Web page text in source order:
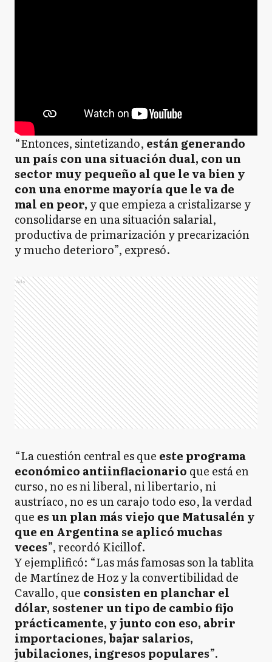
“Entonces, sintetizando, están generando
un país con una situación dual, con un
sector muy pequeño al que le va bien y
con una enorme mayoría que le va de
mal en peor, y que empieza a cristalizarse y
consolidarse en una situación salarial,
productiva de primarización y precarización
y mucho deterioro”, expresó.
Ads
“La cuestión central es que este programa
económico antiinflacionario que está en
curso, no es ni liberal, ni libertario, ni
austríaco, no es un carajo todo eso, la verdad
que es un plan más viejo que Matusalén y
que en Argentina se aplicó muchas
veces”, recordó Kicillof.
Y ejemplificó: “Las más famosas son la tablita
de Martínez de Hoz y la convertibilidad de
Cavallo, que consisten en planchar el
dólar, sostener un tipo de cambio fijo
prácticamente, y junto con eso, abrir
importaciones, bajar salarios,
jubilaciones, ingresos populares”.